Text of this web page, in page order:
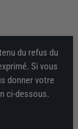
du refus du
Si vous
donner votre
ci-dessous.